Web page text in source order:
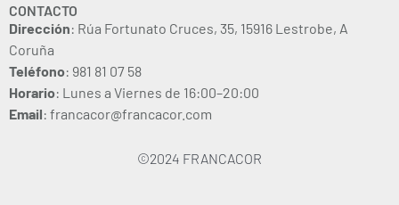
CONTACTO
Dirección: Rúa Fortunato Cruces, 35, 15916 Lestrobe, A
Coruña
Teléfono: 981 81 07 58
Horario: Lunes a Viernes de 16:00–20:00
Email: francacor@francacor.com
©2024 FRANCACOR